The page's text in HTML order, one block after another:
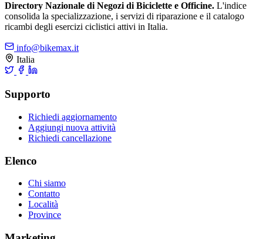
Directory Nazionale di Negozi di Biciclette e Officine. L'indice
consolida la specializzazione, i servizi di riparazione e il catalogo
ricambi degli esercizi ciclistici attivi in Italia.
info@bikemax.it
Italia
Supporto
Richiedi aggiornamento
Aggiungi nuova attività
Richiedi cancellazione
Elenco
Chi siamo
Contatto
Località
Province